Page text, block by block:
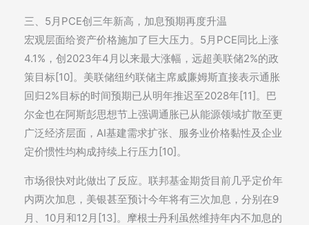
三、5月PCE创三年新高，加息预期再度升温
宏观层面给资产价格施加了巨大压力。5月PCE同比上涨
4.1%，创2023年4月以来最大涨幅，远超美联储2%的政
策目标[10]。美联储纽约联储主席威廉姆斯直接表示通胀
回归2%目标的时间预期已从明年推迟至2028年[11]。巴
尔金也在阿斯彭思想节上强调通胀已从能源领域扩散至更
广泛经济层面，AI基建需求扩张、服务业价格黏性及企业
定价惯性均构成持续上行压力[10]。
市场很快对此做出了反应。联邦基金期货目前几乎定价年
内两次加息，美银甚至预计今年将有三次加息，分别在9
月、10月和12月[13]。摩根士丹利虽然维持年内不加息的